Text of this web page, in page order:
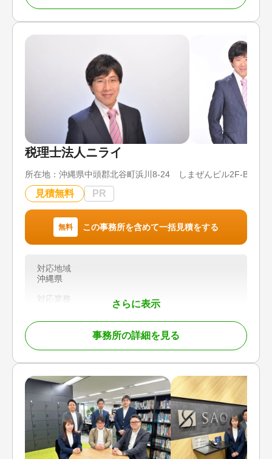
登記に関する不安や疑問がございましたら、まずは
お気軽にご相談ください。
東京都、神奈川県、千葉県、埼玉県
対応業務
相続登記 / 相続手続き / 事業承継
対応体制
電話相談可 / 訪問可 / 初回相談無料 / オンライン面
談可 / 事務所面談可
税理士法人ニライ
所在地： 沖縄県中頭郡北谷町浜川8-24 しまぜんビル2F-B（コ
見積無料 PR
無料 この事務所を含めて一括見積をする
さらに表示
対応地域
沖縄県
対応業務
遺産分割 / 相続税申告
事務所の詳細を見る